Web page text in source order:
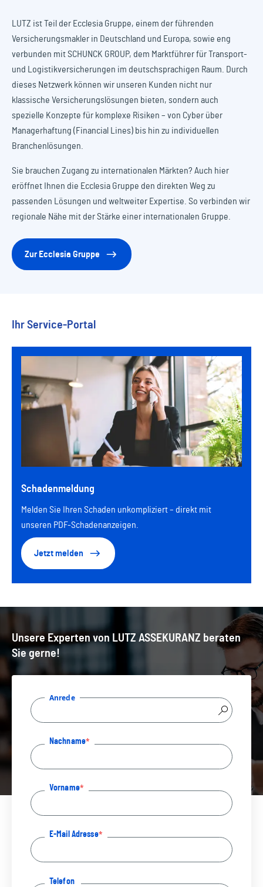
LUTZ ist Teil der Ecclesia Gruppe, einem der führenden
Versicherungsmakler in Deutschland und Europa, sowie eng
verbunden mit SCHUNCK GROUP, dem Marktführer für Transport-
und Logistikversicherungen im deutschsprachigen Raum. Durch
dieses Netzwerk können wir unseren Kunden nicht nur
klassische Versicherungslösungen bieten, sondern auch
spezielle Konzepte für komplexe Risiken – von Cyber über
Managerhaftung (Financial Lines) bis hin zu individuellen
Branchenlösungen.
Sie brauchen Zugang zu internationalen Märkten? Auch hier
eröffnet Ihnen die Ecclesia Gruppe den direkten Weg zu
passenden Lösungen und weltweiter Expertise. So verbinden wir
regionale Nähe mit der Stärke einer internationalen Gruppe.
Zur Ecclesia Gruppe
Ihr Service-Portal
Schadenmeldung
Melden Sie Ihren Schaden unkompliziert – direkt mit
unseren PDF-Schadenanzeigen.
Jetzt melden
Unsere Experten von LUTZ ASSEKURANZ beraten
Sie gerne!
Anrede
Nachname
Vorname
E-Mail Adresse
Telefon